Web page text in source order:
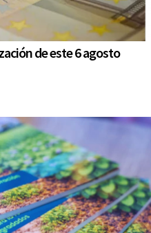
de este 6 agosto